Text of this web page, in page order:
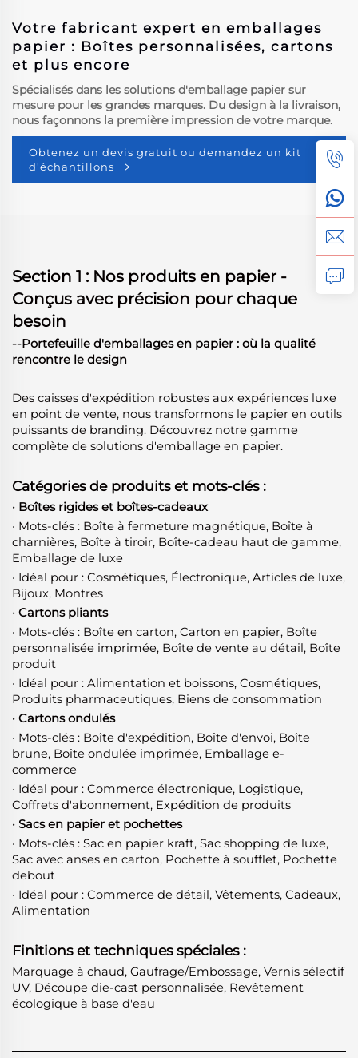
Votre fabricant expert en emballages
papier : Boîtes personnalisées, cartons
et plus encore
Spécialisés dans les solutions d'emballage papier sur
mesure pour les grandes marques. Du design à la livraison,
nous façonnons la première impression de votre marque.
Obtenez un devis gratuit ou demandez un kit
d'échantillons
Section 1 : Nos produits en papier -
Conçus avec précision pour chaque
besoin
--Portefeuille d'emballages en papier : où la qualité
rencontre le design
Des caisses d'expédition robustes aux expériences luxe
en point de vente, nous transformons le papier en outils
puissants de branding. Découvrez notre gamme
complète de solutions d'emballage en papier.
Catégories de produits et mots-clés :
· Boîtes rigides et boîtes-cadeaux
· Mots-clés : Boîte à fermeture magnétique, Boîte à
charnières, Boîte à tiroir, Boîte-cadeau haut de gamme,
Emballage de luxe
· Idéal pour : Cosmétiques, Électronique, Articles de luxe,
Bijoux, Montres
· Cartons pliants
· Mots-clés : Boîte en carton, Carton en papier, Boîte
personnalisée imprimée, Boîte de vente au détail, Boîte
produit
· Idéal pour : Alimentation et boissons, Cosmétiques,
Produits pharmaceutiques, Biens de consommation
· Cartons ondulés
· Mots-clés : Boîte d'expédition, Boîte d'envoi, Boîte
brune, Boîte ondulée imprimée, Emballage e-
commerce
· Idéal pour : Commerce électronique, Logistique,
Coffrets d'abonnement, Expédition de produits
· Sacs en papier et pochettes
· Mots-clés : Sac en papier kraft, Sac shopping de luxe,
Sac avec anses en carton, Pochette à soufflet, Pochette
debout
· Idéal pour : Commerce de détail, Vêtements, Cadeaux,
Alimentation
Finitions et techniques spéciales :
Marquage à chaud, Gaufrage/Embossage, Vernis sélectif
UV, Découpe die-cast personnalisée, Revêtement
écologique à base d'eau